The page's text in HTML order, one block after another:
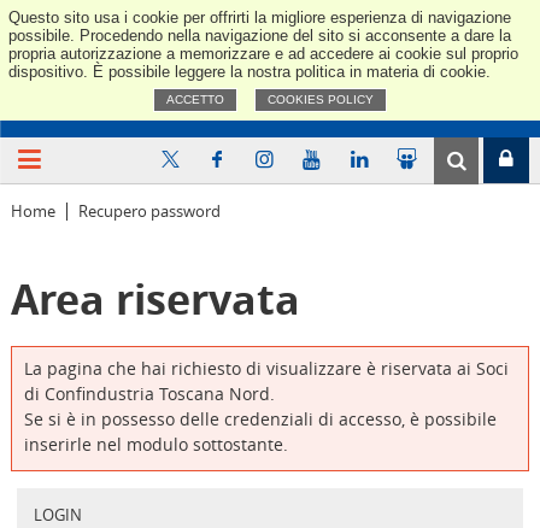
Questo sito usa i cookie per offrirti la migliore esperienza di navigazione
possibile. Procedendo nella navigazione del sito si acconsente a dare la
propria autorizzazione a memorizzare e ad accedere ai cookie sul proprio
dispositivo. È possibile leggere la nostra politica in materia di cookie.
ACCETTO COOKIES POLICY
Home Recupero password
Area riservata
La pagina che hai richiesto di visualizzare è riservata ai Soci
di Confindustria Toscana Nord.
Se si è in possesso delle credenziali di accesso, è possibile
inserirle nel modulo sottostante.
LOGIN